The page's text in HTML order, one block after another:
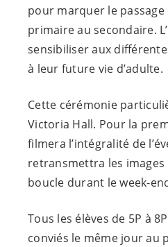
pour marquer le passage
primaire au secondaire.
sensibiliser aux
à leur future vie d’adulte.
Cette cérémonie
Victoria Hall. Pour la
filmera l’intégralité de
retransmettra les images
boucle durant le week-
Tous les élèves de 5P à
conviés le même jour au